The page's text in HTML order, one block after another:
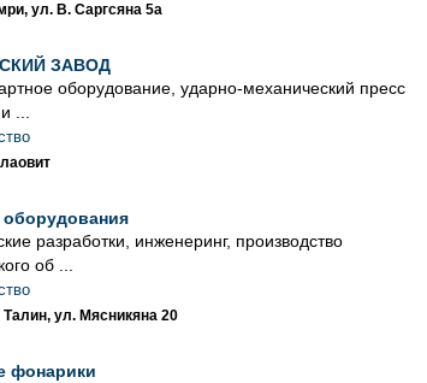
ул. В. Саргсяна 5а
ЗАВОД
оборудование, ударно-механический пресс
...
разработки, инженеринг, производство
об ...
Талин, ул. Мясникяна 20
фонарики